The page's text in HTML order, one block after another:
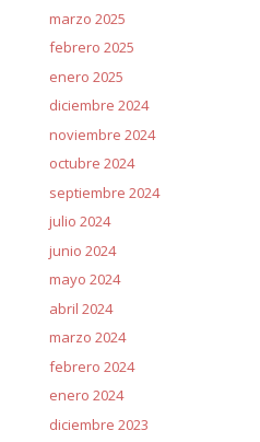
marzo 2025
febrero 2025
enero 2025
diciembre 2024
noviembre 2024
octubre 2024
septiembre 2024
julio 2024
junio 2024
mayo 2024
abril 2024
marzo 2024
febrero 2024
enero 2024
diciembre 2023